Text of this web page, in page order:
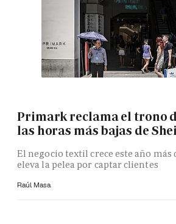
Primark reclama el trono
las horas más bajas de
El negocio textil crece este año más
eleva la pelea por captar clientes
Raúl Masa